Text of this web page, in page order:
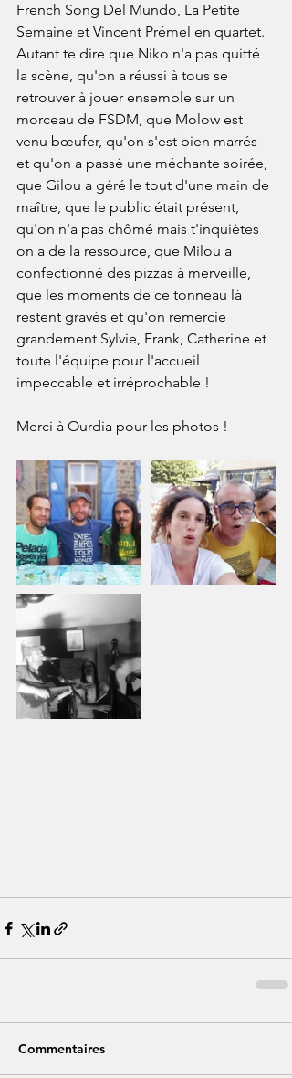
French Song Del Mundo, La Petite
Semaine et Vincent Prémel en quartet.
Autant te dire que Niko n'a pas quitté
la scène, qu'on a réussi à tous se
retrouver à jouer ensemble sur un
morceau de FSDM, que Molow est
venu bœufer, qu'on s'est bien marrés
et qu'on a passé une méchante soirée,
que Gilou a géré le tout d'une main de
maître, que le public était présent,
qu'on n'a pas chômé mais t'inquiètes
on a de la ressource, que Milou a
confectionné des pizzas à merveille,
que les moments de ce tonneau là
restent gravés et qu'on remercie
grandement Sylvie, Frank, Catherine et
toute l'équipe pour l'accueil
impeccable et irréprochable !
Merci à Ourdia pour les photos !
Commentaires